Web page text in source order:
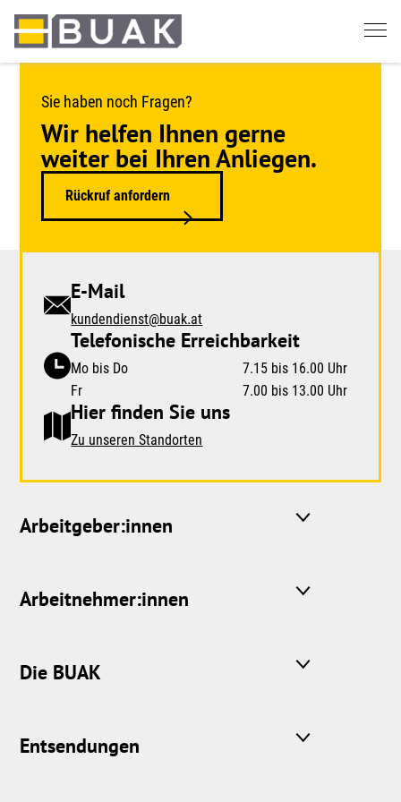
Springe
zum
Sie haben noch Fragen?
Wir helfen Ihnen gerne
weiter bei Ihren Anliegen.
Rückruf anfordern
E-Mail
kundendienst@buak.at
Telefonische Erreichbarkeit
Mo bis Do
7.15 bis 16.00 Uhr
Fr
7.00 bis 13.00 Uhr
Hier finden Sie uns
Zu unseren Standorten
Arbeitgeber:innen
Arbeitnehmer:innen
Die BUAK
Entsendungen